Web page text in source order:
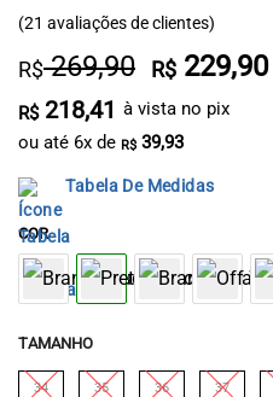
Avaliado
como
de
5, com
baseado em
21
de clientes
(21 avaliações de clientes)
R$269,90 O
preço
original
era:
R$ 269,90.
R$ 229,90O
R$218,41 à vista no pix
ou até 6x de R$ 39,93
Tabela De Medidas
COR
TAMANHO
34 35 36 37